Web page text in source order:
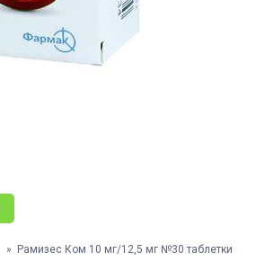
» Рамизес Ком 10 мг/12,5 мг №30 таблетки